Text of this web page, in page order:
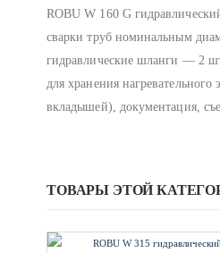
ROBU W 160 G
сварки труб номинальным
гидравлические шланги — 2
для хранения
вкладышей), документация,
ТОВАРЫ ЭТОЙ